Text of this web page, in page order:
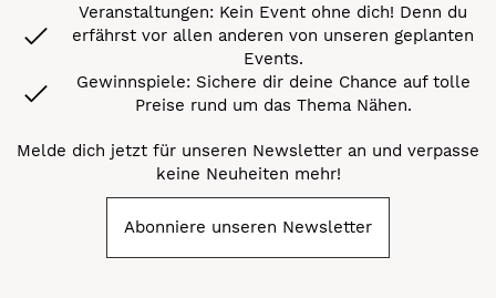
Veranstaltungen: Kein Event ohne dich! Denn du
erfährst vor allen anderen von unseren geplanten
Events.
Gewinnspiele: Sichere dir deine Chance auf tolle
Preise rund um das Thema Nähen.
Melde dich jetzt für unseren Newsletter an und verpasse
keine Neuheiten mehr!
Abonniere unseren Newsletter